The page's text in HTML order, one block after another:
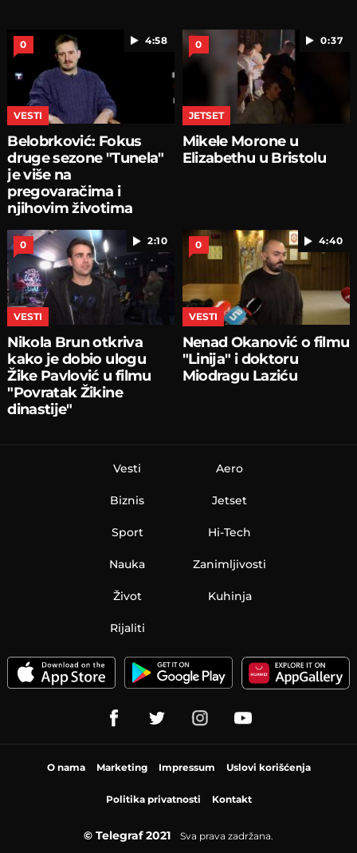
4:58
0
VESTI
Belobrković: Fokus
druge sezone "Tunela"
je više na
pregovaračima i
njihovim životima
0:37
0
JETSET
Mikele Morone u
Elizabethu u Bristolu
2:10
0
VESTI
Nikola Brun otkriva
kako je dobio ulogu
Žike Pavlović u filmu
"Povratak Žikine
dinastije"
4:40
0
VESTI
Nenad Okanović o filmu
"Linija" i doktoru
Miodragu Laziću
Vesti
Biznis
Sport
Nauka
Aero
Jetset
Hi-Tech
Zanimljivosti
Život Kuhinja
Rijaliti
O nama Marketing Impressum Uslovi korišćenja
Politika privatnosti Kontakt
© Telegraf 2021 Sva prava zadržana.